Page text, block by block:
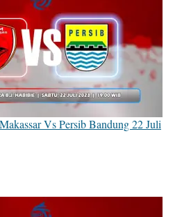
Vs Persib Bandung 22 Juli